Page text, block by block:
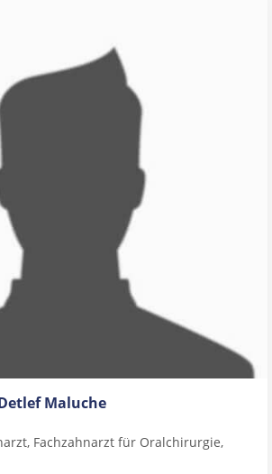
Maluche
Fachzahnarzt für Oralchirurgie,